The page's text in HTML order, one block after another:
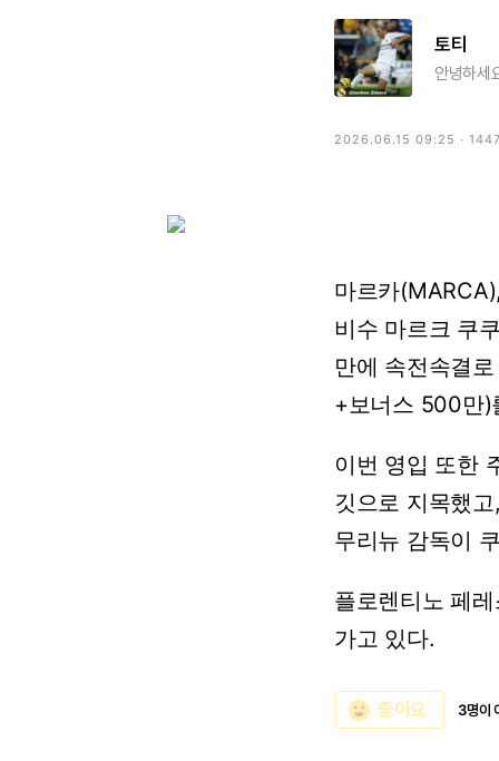
토티
안녕하세
2026.06.15 09:25 ·
마르카
비수 마르크 쿠
만에 속전속결
+보너스 500만)
이번 영입 또한
깃으로 지목했
무리뉴 감독이
플로렌티노 페
가고 있다.
emoji_emotions 좋아요 3명이